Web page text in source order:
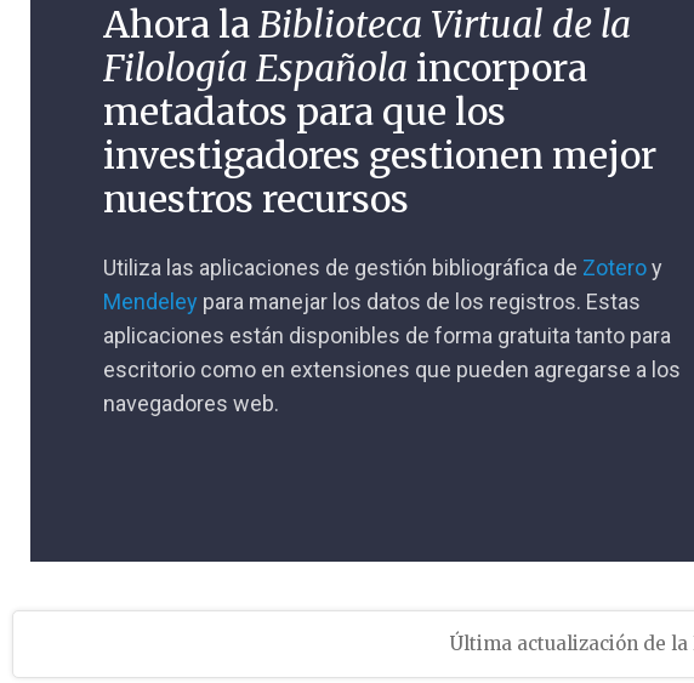
Ahora laBiblioteca Virtual de la
Filología Española incorpora
metadatos para que los
investigadores gestionen mejor
nuestros recursos
Utiliza las aplicaciones de gestión bibliográfica de Zoteroy
Mendeley para manejar los datos de los registros. Estas
aplicaciones están disponibles de forma gratuita tanto para
escritorio como en extensiones que pueden agregarse a los
navegadores web.
Última actualización de